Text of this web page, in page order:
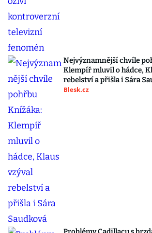
Nejvýznamnější chvíle
Klempíř mluvil o hádce,
rebelství a přišla i Sára
Blesk.cz